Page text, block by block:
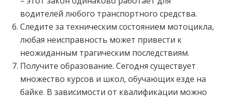
водителей любого транспортного средства.
Следите за техническим состоянием мотоцикла,
любая неисправность может привести к
неожиданным трагическим последствиям.
Получите образование. Сегодня существует
множество курсов и школ, обучающих езде на
байке. В зависимости от квалификации можно